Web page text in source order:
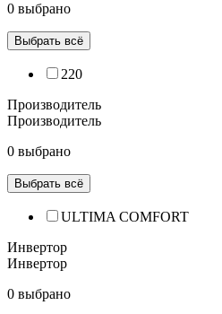
0 выбрано
Выбрать всё
220
Производитель
Производитель
0 выбрано
Выбрать всё
ULTIMA COMFORT
Инвертор
Инвертор
0 выбрано